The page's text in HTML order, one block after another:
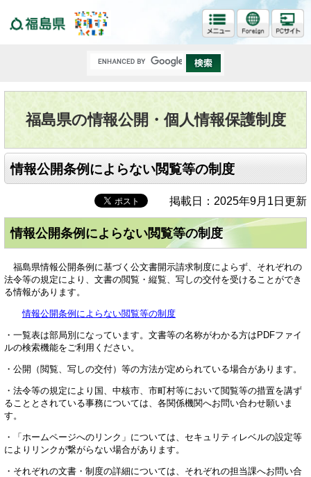
福島県の情報公開・個人情報保護制度
情報公開条例によらない閲覧等の制度
掲載日：2025年9月1日更新
情報公開条例によらない閲覧等の制度
福島県情報公開条例に基づく公文書開示請求制度によらず、それぞれの
法令等の規定により、文書の閲覧・縦覧、写しの交付を受けることができ
る情報があります。
情報公開条例によらない閲覧等の制度
・一覧表は部局別になっています。文書等の名称がわかる方はPDFファイ
ルの検索機能をご利用ください。
・公開（閲覧、写しの交付）等の方法が定められている場合があります。
・法令等の規定により国、中核市、市町村等において閲覧等の措置を講ず
ることとされている事務については、各関係機関へお問い合わせ願いま
す。
・「ホームページへのリンク」については、セキュリティレベルの設定等
によりリンクが繋がらない場合があります。
・それぞれの文書・制度の詳細については、それぞれの担当課へお問い合